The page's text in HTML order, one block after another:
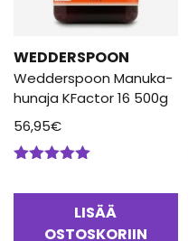
WEDDERSPOON
Wedderspoon Manuka-
hunaja KFactor 16 500g
56,95€
LISÄÄ
OSTOSKORIIN